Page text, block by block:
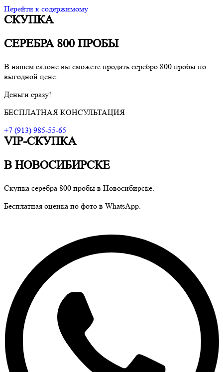
Перейти к содержимому
VIP-скупка в Новосибирске
Скупка в Новосибирске, продать ювелирные украшения
Новосибирск, скупка швейцарских часов в Новосибирске
СКУПКА
СЕРЕБРА 800 ПРОБЫ
В нашем салоне вы сможете продать серебро 800 пробы по
выгодной цене.
Деньги сразу!
БЕСПЛАТНАЯ КОНСУЛЬТАЦИЯ
+7 (913) 985-55-65
VIP-СКУПКА
В НОВОСИБИРСКЕ
Скупка серебра 800 пробы в Новосибирске.
Бесплатная оценка по фото в WhatsApp.